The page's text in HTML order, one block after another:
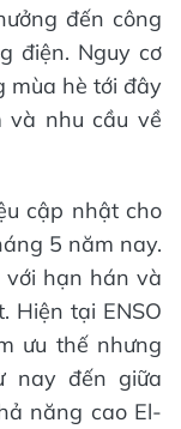
đến công
điện. Nguy cơ
mùa hè tới đây
và nhu cầu về
cập nhật cho
5 năm nay.
hạn hán và
Hiện tại ENSO
ưu thế nhưng
nay đến giữa
năng cao El-